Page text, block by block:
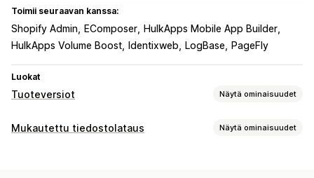
Toimii seuraavan kanssa:
Shopify Admin EComposer
HulkApps Mobile App Builder
HulkApps Volume Boost
Identixweb LogBase PageFly
Luokat
Tuoteversiot Näytä ominaisuudet
Mukautukset
Mukautettu tiedostolataus Näytä ominaisuudet